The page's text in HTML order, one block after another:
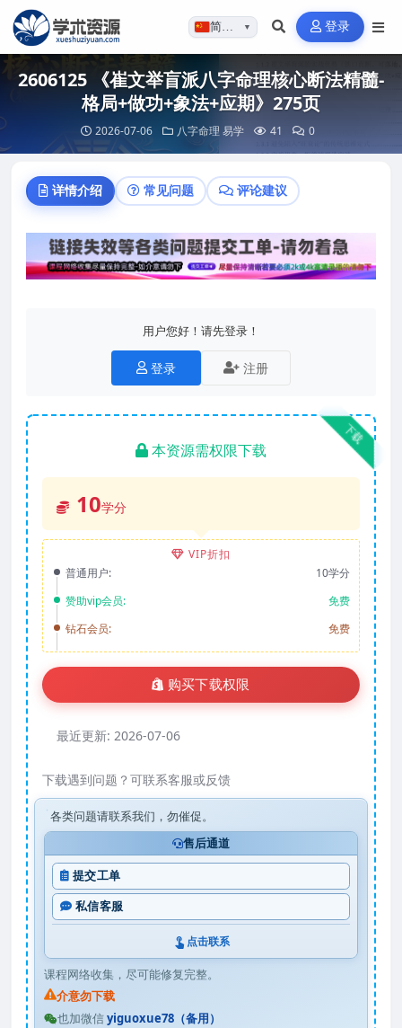
简体…▼ 登录
2606125 《崔文举盲派八字命理核心断法精髓-
格局+做功+象法+应期》275页
2026-07-06 八字命理 易学 41 0
详情介绍 常见问题 评论建议
用户您好！请先登录！
登录 注册
下载
本资源需权限下载
10学分
VIP折扣
普通用户:
10学分
赞助vip会员:
免费
钻石会员:
免费
购买下载权限
最近更新: 2026-07-06
下载遇到问题？可联系客服或反馈
各类问题请联系我们，勿催促。
售后通道
提交工单
私信客服
点击联系
课程网络收集，尽可能修复完整。
介意勿下载
也加微信yiguoxue78（备用）